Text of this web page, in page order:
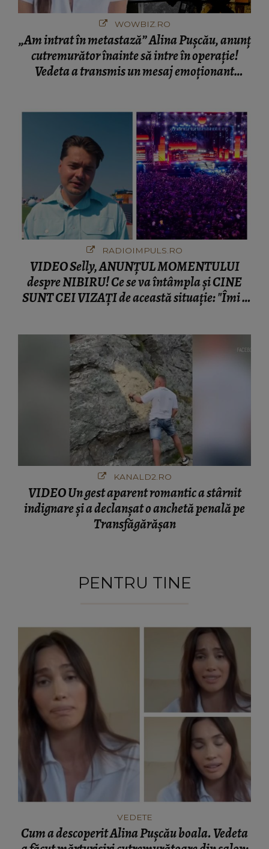
WOWBIZ.RO
„Am intrat în metastază” Alina Pușcău, anunț
cutremurător înainte să intre în operație!
Vedeta a transmis un mesaj emoționant
RADIOIMPULS.RO
VIDEO Selly, ANUNȚUL MOMENTULUI
despre NIBIRU! Ce se va întâmpla și CINE
SUNT CEI VIZAȚI de această situație: "Îmi e
KANALD2.RO
VIDEO Un gest aparent romantic a stârnit
indignare și a declanșat o anchetă penală pe
Transfăgărășan
PENTRU TINE
VEDETE
Cum a descoperit Alina Pușcău boala. Vedeta